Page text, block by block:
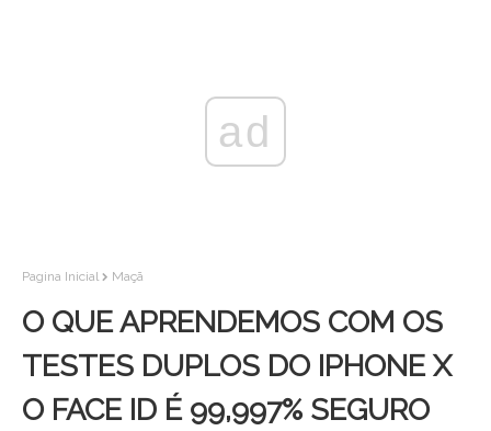
ad
Pagina Inicial Maçã
O QUE APRENDEMOS COM OS
TESTES DUPLOS DO IPHONE X
O FACE ID É 99,997% SEGURO